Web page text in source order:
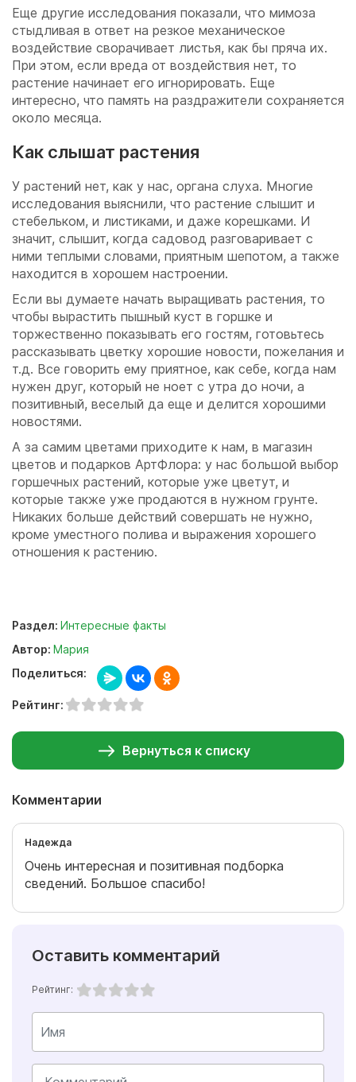
Еще другие исследования показали, что мимоза
стыдливая в ответ на резкое механическое
воздействие сворачивает листья, как бы пряча их.
При этом, если вреда от воздействия нет, то
растение начинает его игнорировать. Еще
интересно, что память на раздражители сохраняется
около месяца.
Как слышат растения
У растений нет, как у нас, органа слуха. Многие
исследования выяснили, что растение слышит и
стебельком, и листиками, и даже корешками. И
значит, слышит, когда садовод разговаривает с
ними теплыми словами, приятным шепотом, а также
находится в хорошем настроении.
Если вы думаете начать выращивать растения, то
чтобы вырастить пышный куст в горшке и
торжественно показывать его гостям, готовьтесь
рассказывать цветку хорошие новости, пожелания и
т.д. Все говорить ему приятное, как себе, когда нам
нужен друг, который не ноет с утра до ночи, а
позитивный, веселый да еще и делится хорошими
новостями.
А за самим цветами приходите к нам, в магазин
цветов и подарков АртФлора: у нас большой выбор
горшечных растений, которые уже цветут, и
которые также уже продаются в нужном грунте.
Никаких больше действий совершать не нужно,
кроме уместного полива и выражения хорошего
отношения к растению.
Раздел: Интересные факты
Автор: Мария
Поделиться:
Рейтинг:
Вернуться к списку
Комментарии
Надежда
Очень интересная и позитивная подборка
сведений. Большое спасибо!
Оставить комментарий
Рейтинг: